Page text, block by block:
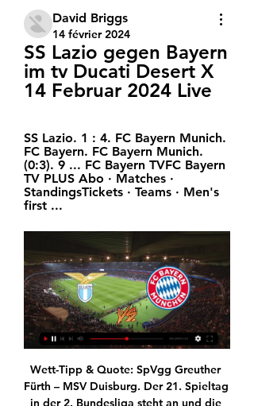
David Briggs
14 février 2024
SS Lazio gegen Bayern
im tv Ducati Desert X
14 Februar 2024 Live
SS Lazio. 1 : 4. FC Bayern Munich.
FC Bayern. FC Bayern Munich.
(0:3). 9 ... FC Bayern TVFC Bayern
TV PLUS Abo · Matches ·
StandingsTickets · Teams · Men's
first ...
Wett-Tipp & Quote: SpVgg Greuther Fürth – MSV Duisburg. Der 21. Spieltag in der 2. Bundesliga steht an und die Fans dürfen sich auf die Partie zwischen der SpVgg Greuther Fürth und dem MSV Duisburg freuen. Vor allem für die Fürther läuft es derzeit alles andere als rund. Nach dem 0:6 am letzten Spieltag gegen Paderborn, folgte die.

[[[Live<<<]]>] SS Lazio gegen Bayern im tv Wie kann ich Lazi vor 17 Stunden — Lazio Rom vs FC Bayern München – LIVE bei ServusTV vor 9 Stunden — ServusTV zeigt den Achtelfinal-Hit Lazio Rom vs Bayern München, am Mittwoch, ...

Zugverbindungen nach Regensburg findet ihr unter www.bahn.de. Ab Regensburg Hbf können die Shuttlebusse Richtung Stadion genutzt werden. Der Zugang zum Gästeblock ist ausschließlich über den Gästeparkplatz P3 möglich. Sollte eine größere Menge an zugreisenden Gästefans erwartet werden, gibt es möglicherweise Busshuttles direkt zum.

Lazio Rom live Lazio Rom - Fußball live. Anzeige. Mittwoch, 14.02.2024. 21:00. Champions League FC Bayern.tv plus (Webradio) · hr info · 8Sender-Optionen. Mittwoch, 03.04.

Drittelfazit Die Augsburger Panther gehen nach einem temporeichen ersten Drittel mit einem 1: Normalerweise sollte hier aus Adler-Sicht nichts mehr anbrennen. …

Sehen Sie sich das Profil von Felix Kozubek auf LinkedIn an, dem weltweit größten beruflichen Netzwerk. 4 Jobs sind im Profil von Felix Kozubek aufgelistet. Sehen Sie sich auf LinkedIn das vollständige Profil an. Erfahren Sie mehr über die Kontakte von Felix Kozubek und über Jobs bei ähnlichen Unternehmen.

HC ece bulls Bruck U20: Alpla HC Hard U20: 1110104101 Sporthalle Bruck/Mur 8600 Bruck/Mur: 039: 17.10.2015 19:00:00: HLA Grunddurchgang: Alpla HC Hard: HSG Raiffeisen Bärnbach/Köflach: 1110108113 Sporthalle am See 6971 Hard: 039: 17.10.2015 17:00:00: HLA-U20 Grunddurchgang: Alpla HC Hard U20: HSG Raiffeisen Bärnbach/Köflach U20: 1110108113.

SS Lazio gegen Bayern im tv Lazio Rom vs FC vor 2 Stunden — SS Lazio gegen Bayern im tv Lazio Rom vs FC Bayern München – LIVE 14.02.2024 Live Fernsehen SS Lazio. : FC Bayern Munich. FC Bayern.

Friedhelm Funkel kehrt mit einigen Problemen im Gepäck nach Frankfurt zurück. Dennoch will er mit Fortuna Düsseldorf einen wichtigen Sieg einfahren. So richtig überrascht wurde Friedhelm.

VfL-Aktuell, Profis Kampka leitet Auswärtsspiel in Regensburg Am Freitagabend (Anstoß: 18.30 Uhr) gastiert der VfL Osnabrück in der Continental-Arena beim SSV…

Sex am ersten date, kann es funktionieren dating 6 months no sex, Darf man, sex beim ersten Date haben? Ungef hr 100 der M nner sagen ja Ungef hr 100 der Frauen sagen nein Und gleichzeitig sagen 100 der Frauen, dass sie wiederum Frauen kennen, die das nicht so eng sehen w rden.

Deutschland, seines Zeichens Titelverteidiger, spielt um 21:00 in Udine gegen Dänemark. Die Schweiz ist an der Qualifikation gescheitert und wird deshalb nicht an den Start gehen. Die Schweiz ist an der Qualifikation gescheitert und wird deshalb nicht an den Start gehen.

SG 1899 Hoffenheim - FC Bayern München 2:2 Endspielstimmung Wer am vorletzten Spieltag dieser Saison mit dem Zug unterwegs durch die Republik war, konnte an fast jedem Bahnhof hoffnungsschwangere aber auch sorgenvolle Gesichter von Fußballfans ausmachen.

[[Liveübertragung**]] SS Lazio gegen Bayern im tv Wie kann i vor 19 Stunden — [Liveübertragung**]] SS Lazio gegen Bayern im tv Wie kann ich Lazio Rom gegen den FC Bayern live im TV 14/02/2024 vor 1 Tag — Bayern-Spiel ...

Die Übertragungen der Spiele beginnen kurz vor oder nach dem geplanten Spielbeginn. Klicke hier, um das Spielprogramm anzusehen, das wir dir in live streaming anbieten.Auf dieser Seite kannst du gratis das Spiel Cincinnati Reds vs New York Red Bulls live beobachten, am 26/05/2019 um 1:30 Uhr.

Magic X Thun Talackerstrasse 47 3604 Thun 033 335 74 66. Anzeigen in Google Maps Weitere Informationen. Zürich ZH. Magic X Zürich Letzi EKZ Letzipark 8066 Zürich 044 400 06 26. Anzeigen in Google Maps Weitere Informationen. Lausanne VD. Magic X …

Volleyball NawaRos Personalsituation spitzt sich vor Aachen-Spiel zu Am Samstag gastiert NawaRo Straubing bei den Ladies in Black Aachen. Die Personalsituation spitzt sich derweil weiter zu.

CL: Borussia Dortmund - FC Barcelona im Ticker: Elfmeter verschossen, Latte, ter Stegen - BVB verweifelt an Barca. Fazit: Borussia Dortmund holt nach einer tollen Leistung einen Punkt gegen den FC Barcelona. Ein Ergebnis, das die Verantwortlichen im Vorhinein womöglich unterschrieben hätten, welches angesichts des großen Chancenpluses aber.

FC Bayern bei Lazio Rom heute im TV, Stream & Live-Ticker vor 6 Stunden — Wie verkraften die Bayern die Bundesliga-Demütigung? Nur vier Tage nach der herben Klatsche gegen Leverkusen (0:3) steht für den FC Bayern ...

Paukenschlag bei Fortuna Düsseldorf: Der Aufsichtsrat des Aufsteigers löst den Vertrag mit Vorstandschef Robert Schäfer vorzeitig auf. Die Posse um Trainer Friedhelm Funkel wird …

Champions League heute live: FC Bayern bei Lazio Rom im TV, Stream und Ticker - FCB im Achtelfinale gefordert Lazio gegen Bayern heute live im Ticker - Champions League Eurosport.de begleitet das Hinspiel zwischen Lazio und Bayern im Liveticker. Los geht es am Mittwoch, den 14. Februar, um 20:45 Uhr. Der Anstoß erfolgt um 21:00 Uhr. Hier bekommt Ihr alle Informationen und News zur Champions League. Lazio gegen Bayern heute live im Ticker - Champions League  Eurosport.de begleitet das Hinspiel zwischen Lazio und Bayern im Liveticker. Los geht es am Mittwoch, den 14. Februar, um 20:45 Uhr. Der Anstoß erfolgt um 21:00 Uhr. Hier bekommt Ihr alle Informationen und News zur Champions League. vor 5 Stunden eurosport.de eurosport.de

Der Traum vom Titel lebt: Die deutschen Jungstars haben im Elfmeter-Krimi das Finale der U21-EM in Polen erreicht. Das Team von DFB-Trainer Stefan Kuntz setzte sich in Tychy gegen England mit 4:3.

Liveübertragung des Sechseläutens auf SRF Das Sechseläuten wird am Montag ab 15.35 – 18.35 Uhr auf SRF 1 live übertragen. Den Kommentar spricht Anna Maier zusammen mit ihrem Co-Kommentator Anthony Welbergen von der Zunft zur Schneidern. Auf RTS 2 ist der Kommentator Francois Guex von der Zunft zur Schneidern.

Ab Sommer heißt es für alle Sport-Fans in Deutschland, Österreich und der Schweiz: Willkommen auf DAZN - dem weltweit ersten richtigen Multisport-Streamingdienst! Wir bieten Euch mit dem "Netflix des Sports" gegen eine monatliche Gebühr mehr Sport als alle anderen Angebote zuvor, insgesamt gibt es über 10.000 Live-Events pro Jahr.

Die Straubing Tigers hatten die Iserlohn Roosters zu Gast. Foto: fotostyle-schindler.de Die Tigers haben ihr Heimspiel gegen die Iserlohn Roosters mit 1:5 verloren.

Weniger erfolgreich ist Etoile Carouge gestartet. Der Aufsteiger holte erst zwei Punkte aus den ersten vier Partien. Dabei ist der Club aus dem Genfer Nobel-Vorort Carouge durchaus eine Grösse im Schweizer Fussball und ein Club mit Geschichte. Er spielte zwölf Saisons …

Lazio Rom gegen den FC Bayern München im TV und IPTV vor 23 Stunden — Lazio Rom gegen den FC Bayern München im TV und IPTV, Live-Stream & Live-Ticker.

Mehr sehen. Dies ist ein riesiger Online mentale Karte, die als Grundlage für die Konzeptdiagramme dient. Es ist kostenlos und jeder Gegenstand oder das Dokument heruntergeladen werden kann.

SSV-JAHN-REGENSBURG im Themenspezial. Aktuelle Nachrichten, Berichte, Interviews, Videos und Kommentare zum Thema SSV-JAHN-REGENSBURG für Sie zusammengetragen.

Beschreibung. Dies ist die Wind-, Wellen- und Wettervorhersage für Kiel/Leuchtturm in Schleswig-Holstein, Deutschland. Windfinder ist spezialisiert auf Messwerte und Vorhersagen für Wind, Wellen, Tiden und Wetter für windbezogene Sportarten wie Kitesurfen, Windsurfen, Surfen, …

SS Lazio gegen Bayern im Live-Stream Lazio - Bayern: Odds vor 15 Stunden — Champions League heute live: TV-Übertragungen, Livestreams und Termine · RB vs. · FC Bayern: Gute Nachrichten für Tuchel vor Lazio-Spiel ...

Landkarten von Österreich. Österreich ist ein Staat in Mitteleuropa und ist durch seine Verfassung seit 1920 als semipräsidiale parlamentarische Republik eingerichtet.. Auf Weltkarte.com finden Sie eine Vielfalt von Links zu kostenlosen online Weltkarten, Landkarten und Stadtplänen aus aller Welt.

Bald drei Jahre ist es nun her, dass der FC Bayern München in einem Pflichtspiel auf den SC Paderborn getroffen ist. Nun kommt es im DFB-Pokal-Viertelfinale zur erst vierten direkten Begegnung.

Hertha BSC - Fortuna Düsseldorf Liveticker mit allen Spielereignissen, Toren und Statistiken zum Spiel vom 7 der Bundesliga 2019/20. - kicker

EHC Liwest Black Wings Linz U20. 649 Me gusta. Alles für den EHC Alles für den Nachwuchs Alles für die U20 Dies ist eine Fanseite und keine offizielle...

Heute im Liveticker: TBV Lemgo Lippe trifft am 06.10.2019 auf THW Kiel. Hier können Sie die Begegnung LIVE im Ticker verfolgen! Hier zum TBV Lemgo Lippe - THW Kiel-Ticker!

[[frei-]] SS Lazio gegen Bayern im live tv stream Täglich ra vor 2 Stunden — [frei-]] SS Lazio gegen Bayern im live tv stream Täglich ran: Livestreams, Videos, News, Ergebnisse und Bilder 14 Februar 2024 vor 6 Stunden ...

Wer zeigt / überträgt Lazio Rom vs. FC Bayern München 23.02.2021 — Im Achtelfinale der Champions League treffen die Bayern heute auswärts auf Lazio Rom. Die Übertragung gibt es heute im TV und Livestream. Nach ...

Willkommen auf der Übersichtsseite von FC Aarau bei ticketcorner.ch. Die Übersichtsseite von FC Aarau wird laufend erweitert: Hier finden Sie bereits oder bald FanReports, News, Bilder und Biografien.

Woiwodschaft Serbien und Temeser Banat.. Serbien und Temeser Banat auch Serbische Woiwodschaft und Temeser Banat war ein 1849 gegründetes Kronland des Kaisertums Österreich,. (ALEX – Historische Rechts- und Gesetzestexte Online) Einzelnachweise . 1 2 Konrad Clewing: Die doppelte Begründung der serbischen Wojwodschaft 1848–1851.

Der FC Rapperswil-Jona hat für die Anfang März beginnende Rückrunde in der Promotion League zwei junge Of